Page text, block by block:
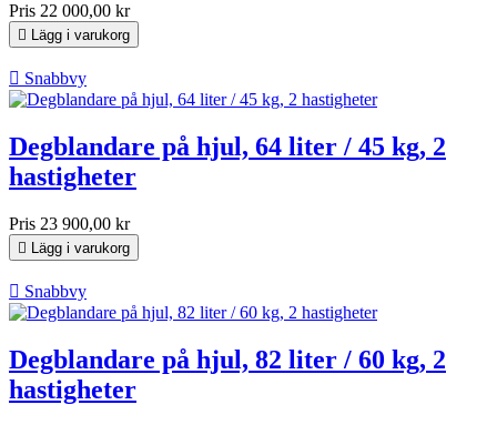
Pris 22 000,00 kr
 Lägg i varukorg
 Snabbvy
Degblandare på hjul, 64 liter / 45 kg, 2
hastigheter
Pris 23 900,00 kr
 Lägg i varukorg
 Snabbvy
Degblandare på hjul, 82 liter / 60 kg, 2
hastigheter